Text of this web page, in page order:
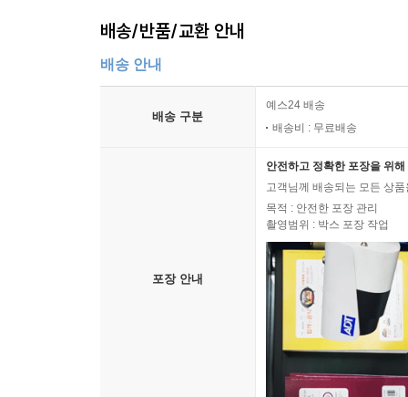
배송/반품/교환 안내
배송 안내
배송 구분
예스24 배송
배송비 : 무료배송
포장 안내
안전하고 정확한 포장을 위
고객님께 배송되는 모든 상
목적 : 안전한 포장 관리
촬영범위 : 박스 포장 작업